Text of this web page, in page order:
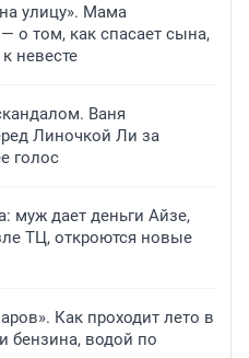
улицу». Мама
о том, как спасает сына,
невесте
Ваня
Линочкой Ли за
голос
муж дает деньги Айзе,
ТЦ, откроются новые
Как проходит лето в
бензина, водой по